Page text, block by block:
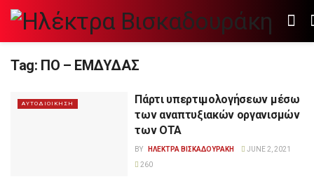
Tag: ΠΟ – ΕΜΔΥΔΑΣ
ΑΥΤΟΔΙΟΙΚΗΣΗ
Πάρτι υπερτιμολογήσεων μέσω
των αναπτυξιακών οργανισμών
των ΟΤΑ
BY ΗΛΕΚΤΡΑ ΒΙΣΚΑΔΟΥΡΑΚΗ
JUNE 2, 2021
260